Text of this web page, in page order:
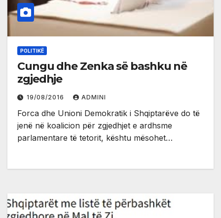
POLITIKË
Cungu dhe Zenka së bashku në
zgjedhje
19/08/2016 ADMINI
Forca dhe Unioni Demokratik i Shqiptarëve do të
jenë në koalicion për zgjedhjet e ardhsme
parlamentare të tetorit, kështu mësohet…